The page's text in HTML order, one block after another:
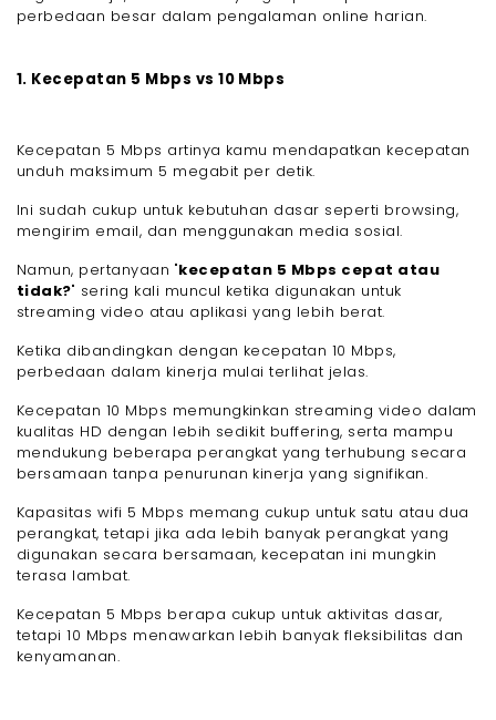
perbedaan besar dalam pengalaman online harian.
1. Kecepatan 5 Mbps vs 10 Mbps
Kecepatan 5 Mbps artinya kamu mendapatkan kecepatan
unduh maksimum 5 megabit per detik.
Ini sudah cukup untuk kebutuhan dasar seperti browsing,
mengirim email, dan menggunakan media sosial.
Namun, pertanyaan "kecepatan 5 Mbps cepat atau
tidak?" sering kali muncul ketika digunakan untuk
streaming video atau aplikasi yang lebih berat.
Ketika dibandingkan dengan kecepatan 10 Mbps,
perbedaan dalam kinerja mulai terlihat jelas.
Kecepatan 10 Mbps memungkinkan streaming video dalam
kualitas HD dengan lebih sedikit buffering, serta mampu
mendukung beberapa perangkat yang terhubung secara
bersamaan tanpa penurunan kinerja yang signifikan.
Kapasitas wifi 5 Mbps memang cukup untuk satu atau dua
perangkat, tetapi jika ada lebih banyak perangkat yang
digunakan secara bersamaan, kecepatan ini mungkin
terasa lambat.
Kecepatan 5 Mbps berapa cukup untuk aktivitas dasar,
tetapi 10 Mbps menawarkan lebih banyak fleksibilitas dan
kenyamanan.